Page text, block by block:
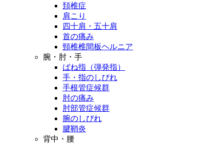
頚椎症
肩こり
四十肩・五十肩
首の痛み
頸椎椎間板ヘルニア
腕・肘・手
ばね指（弾発指）
手・指のしびれ
手根管症候群
肘の痛み
肘部管症候群
腕のしびれ
腱鞘炎
背中・腰